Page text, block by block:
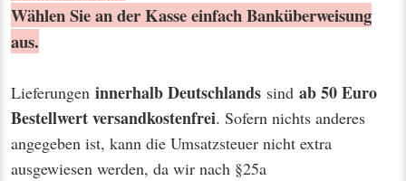
Wählen Sie an der Kasse einfach Banküberweisung
aus.
Lieferungen innerhalb Deutschlands sind ab 50 Euro
Bestellwertversandkostenfrei. Sofern nichts anderes
angegeben ist, kann die Umsatzsteuer nicht extra
ausgewiesen werden, da wir nach §25a